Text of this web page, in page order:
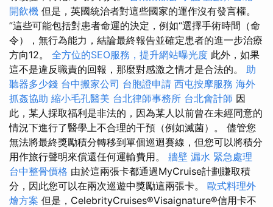
開飲機 但是，英國統治者對這些國家的運作沒有發言權。
”這些可能包括對患者命運的決定，例如“選擇手術時間（命
令），無行為能力，結論最終報告並確定患者的進一步治療
方向12。 全方位的SEO服務，提升網站曝光度 此外，如果
這不是違反職責的回報，那麼對感激之情才是合法的。 助
聽器多少錢 台中搬家公司 台胞證申請 西屯按摩服務 海外
抓姦協助 縮小毛孔醫美 台北律師事務所 台北會計師 因
此，某人採取福利是非法的，因為某人以前曾在未經同意的
情況下進行了醫學上不合理的干預（例如滅菌）。 儘管您
無法將最終獎勵積分轉移到單個巡迴賽線，但您可以將積分
用作旅行聲明來償還任何運輸費用。 牆壁 漏水 緊急處理
台中整骨價格 由於這兩張卡都通過MyCruise計劃賺取積
分，因此您可以在兩次巡遊中獎勵這兩張卡。 歐式料理外
燴方案 但是，CelebrityCruises®Visaignature®信用卡不